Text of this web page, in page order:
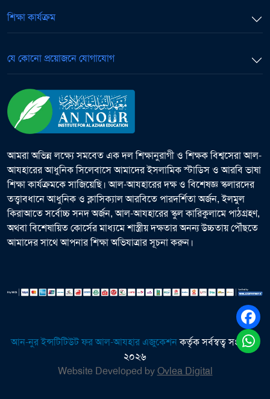
শিক্ষা কার্যক্রম
যে কোনো প্রয়োজনে যোগাযোগ
আমরা অভিন্ন লক্ষ্যে সমবেত এক দল শিক্ষানুরাগী ও শিক্ষক বিশ্বসেরা আল-
আযহারের আধুনিক সিলেবাসে আমাদের ইসলামিক স্টাডিস ও আরবি ভাষা
শিক্ষা কার্যক্রমকে সাজিয়েছি। আল-আযহারের দক্ষ ও বিশেষজ্ঞ স্কলারদের
তত্ত্বাবধানে আধুনিক ও ক্লাসিক্যাল আরবিতে পারদর্শিতা অর্জন, ইলমুল
কিরাআতে সর্বোচ্চ সনদ অর্জন, আল-আযহারের স্কুল কারিকুলামে পাঠগ্রহণ,
অথবা বিশেষায়িত কোর্সের মাধ্যমে শাস্ত্রীয় দক্ষতার অনন্য উচ্চতায় পৌঁছতে
আমাদের সাথে আপনার শিক্ষা অভিযাত্রার সূচনা করুন।
আন-নুর ইন্সটিটিউট ফর আল-আযহার এজুকেশনকর্তৃক সর্বস্বত্ব সংরক্ষিত
২০২৬
Website Developed byOvlea Digital